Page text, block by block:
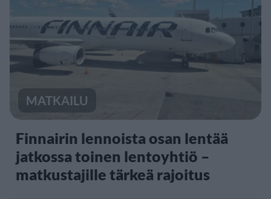
MATKAILU
Finnairin lennoista osan lentää
jatkossa toinen lentoyhtiö –
matkustajille tärkeä rajoitus